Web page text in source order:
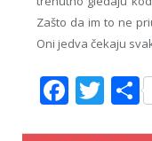
Zašto da im to ne
Oni jedva čekaju